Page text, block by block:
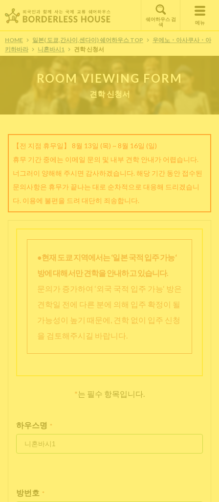
쉐어하우스 검
색
메뉴
HOME 일본( 도쿄,간사이,센다이) 쉐어하우스 TOP
우에노・아사쿠사・아
키하바라
니혼바시1 견학 신청서
ROOM VIEWING FORM
견학 신청서
【전 지점 휴무일】 8월 13일 (목) ~ 8월 16일 (일)
휴무 기간 중에는 이메일 문의 및 내부 견학 안내가 어렵습니다.
너그러이 양해해 주시면 감사하겠습니다. 해당 기간 동안 접수된
문의사항은 휴무가 끝나는 대로 순차적으로 대응해 드리겠습니
다. 이용에 불편을 드려 대단히 죄송합니다.
●현재 도쿄 지역에서는 ‘일본 국적 입주 가능‘
방에 대해서만 견학을 안내하고 있습니다.
문의가 증가하여 ‘외국 국적 입주 가능‘ 방은
견학일 전에 다른 분에 의해 입주 확정이 될
가능성이 높기 때문에, 견학 없이 입주 신청
을 검토해주시길 바랍니다.
*는 필수 항목입니다.
하우스명 *
방번호 *